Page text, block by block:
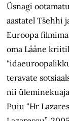
Üsnagi
aastatel Tšehhi
Euroopa
oma Lääne
teravate
nii
Puiu “Hr